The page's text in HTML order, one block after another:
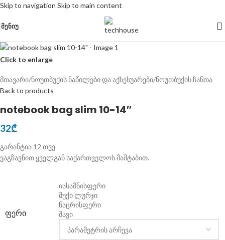
Skip to navigation Skip to main content
ᲛᲔᲜᲘᲣ
Click to enlarge
მთავარი/ნოუთბუქის ნაწილები და აქსესუარები/ნოუთბუქის ჩანთა
Back to products
notebook bag slim 10-14″
32₾
გარანტია 12 თვე
ვაგზავნით ყველგან საქართველოს მაშტაბით.
ᲤᲔᲠᲘ
იასამნისფერი
მუქი ლურჯი
ნაცრისფერი
შავი